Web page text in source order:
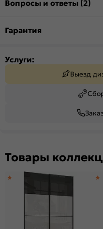
Вопросы и ответы (2)
Гарантия
Услуги:
Выезд
Товары